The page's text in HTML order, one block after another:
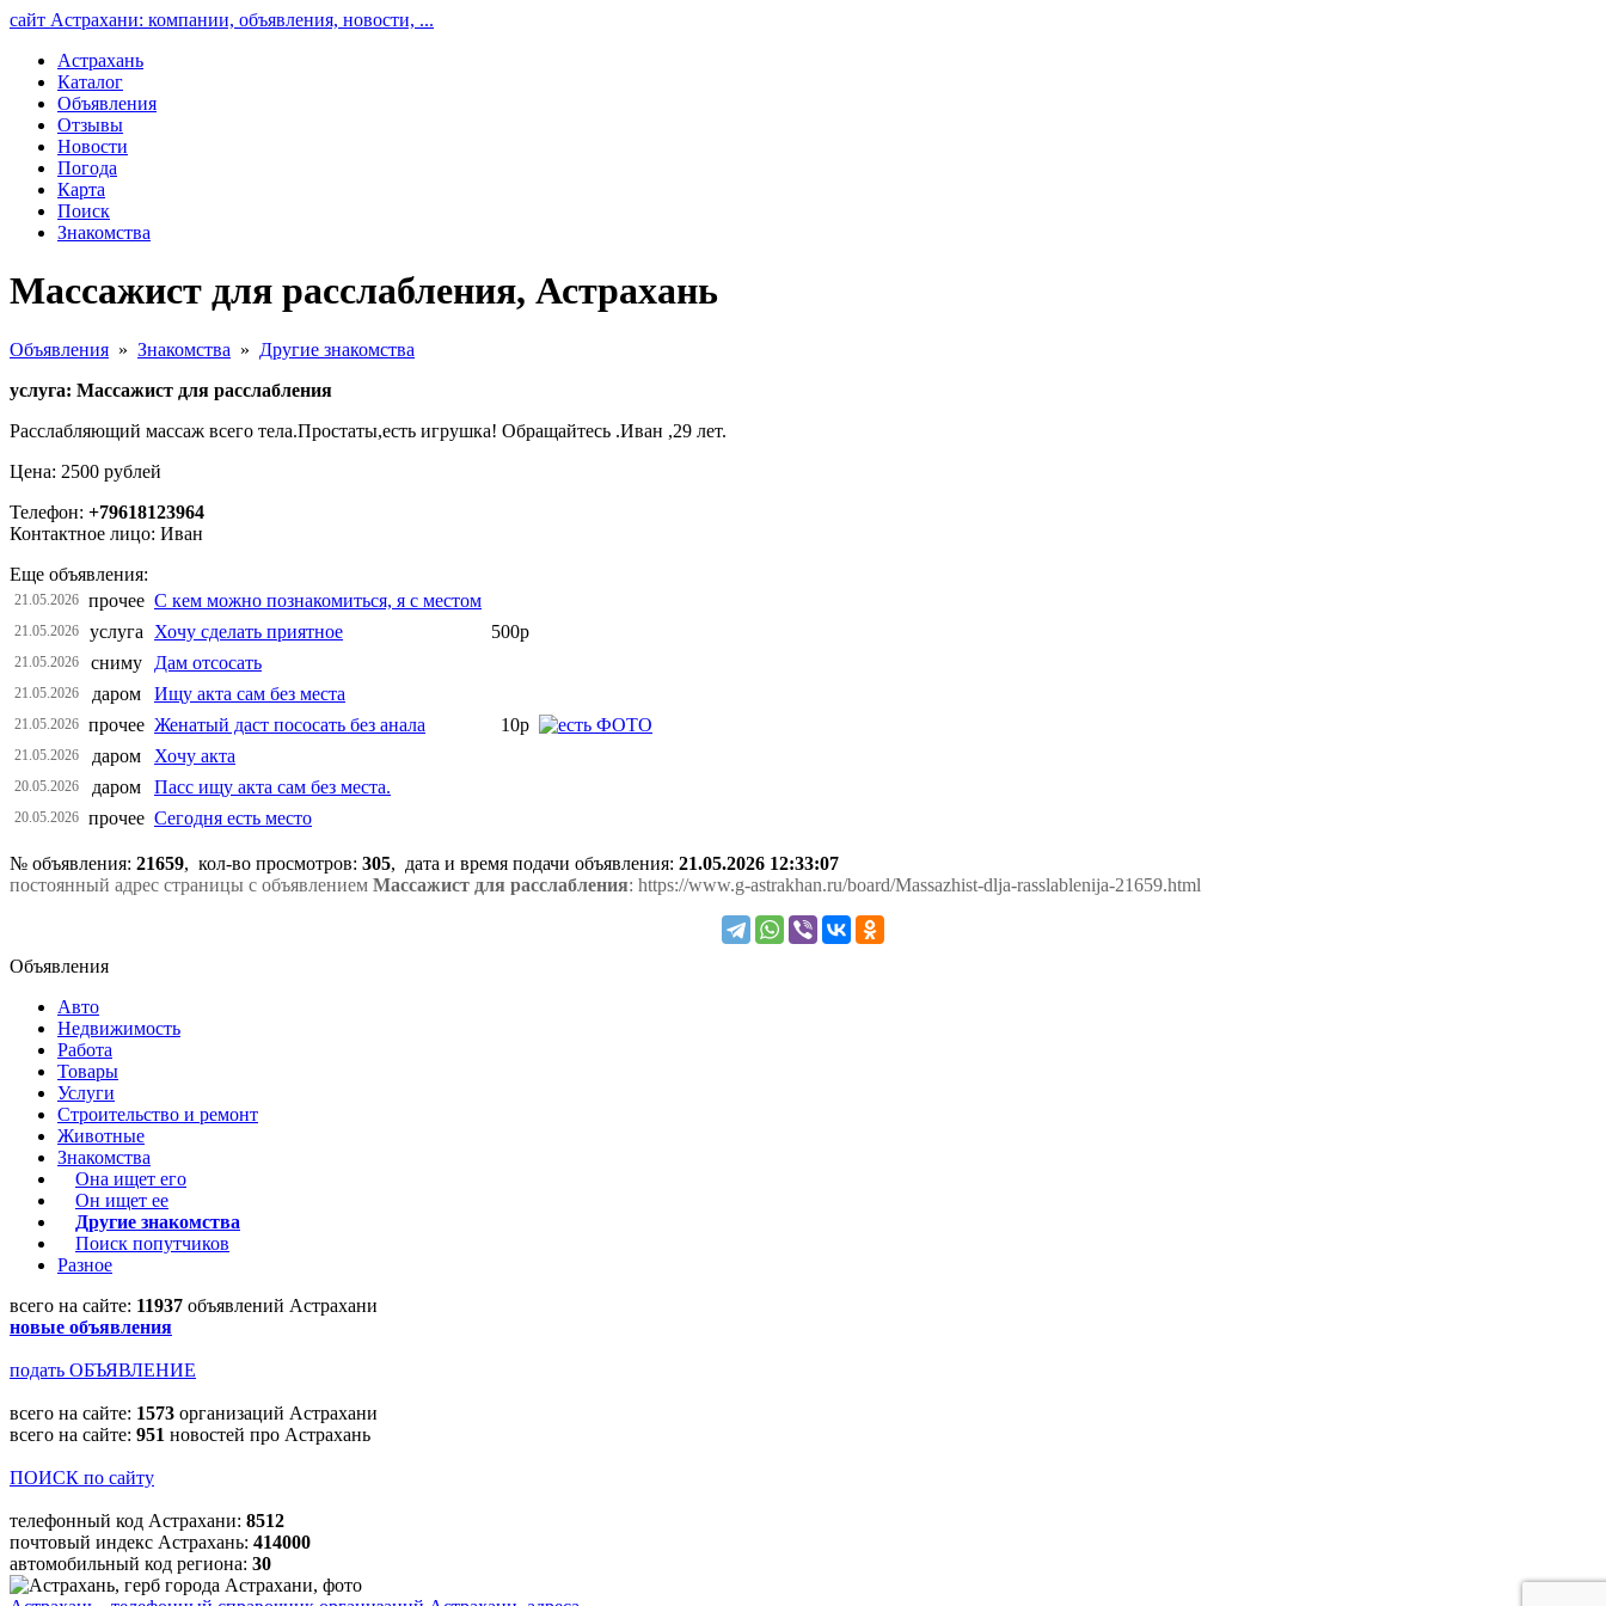
сайт Астрахани: компании, объявления, новости, ...
Астрахань
Каталог
Объявления
Отзывы
Новости
Погода
Карта
Поиск
Знакомства
Массажист для расслабления, Астрахань
Объявления » Знакомства » Другие знакомства
услуга: Массажист для расслабления
Расслабляющий массаж всего тела.Простаты,есть игрушка! Обращайтесь .Иван ,29 лет.
Цена: 2500 рублей
Телефон: +79618123964
Контактное лицо: Иван
Еще объявления:
21.05.2026 прочее С кем можно познакомиться, я с местом
21.05.2026 услуга Хочу сделать приятное 500р
21.05.2026 сниму Дам отсосать
21.05.2026 даром Ищу акта сам без места
21.05.2026 прочее Женатый даст пососать без анала 10р
21.05.2026 даром Хочу акта
20.05.2026 даром Пасс ищу акта сам без места.
20.05.2026 прочее Сегодня есть место
№ объявления: 21659, кол-во просмотров: 305, дата и время подачи объявления: 21.05.2026 12:33:07
постоянный адрес страницы с объявлением Массажист для расслабления: https://www.g-astrakhan.ru/board/Massazhist-dlja-rasslablenija-21659.html
Объявления
Авто
Недвижимость
Работа
Товары
Услуги
Строительство и ремонт
Животные
Знакомства
Она ищет его
Он ищет ее
Другие знакомства
Поиск попутчиков
Разное
всего на сайте: 11937 объявлений Астрахани
новые объявления
подать ОБЪЯВЛЕНИЕ
всего на сайте: 1573 организаций Астрахани
всего на сайте: 951 новостей про Астрахань
ПОИСК по сайту
телефонный код Астрахани: 8512
почтовый индекс Астрахань: 414000
автомобильный код региона: 30